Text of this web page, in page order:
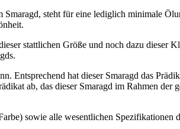
steht für eine lediglich minimale
stattlichen Größe und noch dazu dieser
Entsprechend hat dieser Smaragd das
ab, das dieser Smaragd im Rahmen der
sowie alle wesentlichen Spezifikationen